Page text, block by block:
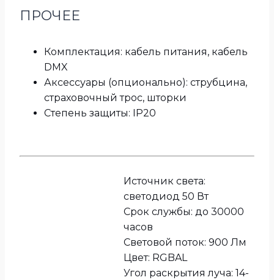
ПРОЧЕЕ
Комплектация: кабель питания, кабель
DMX
Аксессуары (опционально): струбцина,
страховочный трос, шторки
Степень защиты: IP20
Источник света:
светодиод 50 Вт
Срок службы: до 30000
часов
Световой поток: 900 Лм
Цвет: RGBAL
Угол раскрытия луча: 14-